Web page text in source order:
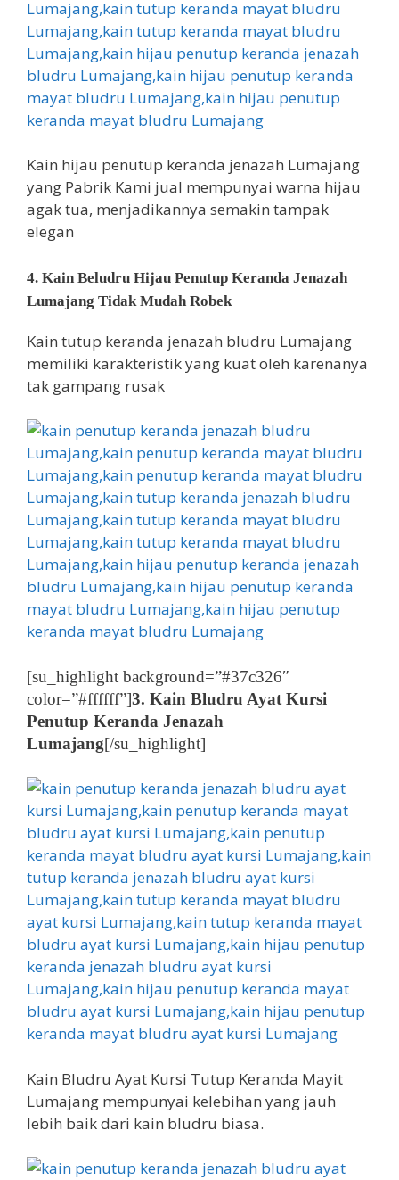
Kain hijau penutup keranda jenazah Lumajang
yang Pabrik Kami jual mempunyai warna hijau
agak tua, menjadikannya semakin tampak
elegan
4. Kain Beludru Hijau Penutup Keranda Jenazah
Lumajang Tidak Mudah Robek
Kain tutup keranda jenazah bludru Lumajang
memiliki karakteristik yang kuat oleh karenanya
tak gampang rusak
[su_highlight background=”#37c326″
color=”#ffffff”]3. Kain Bludru Ayat Kursi
Penutup Keranda Jenazah
Lumajang[/su_highlight]
Kain Bludru Ayat Kursi Tutup Keranda Mayit
Lumajang mempunyai kelebihan yang jauh
lebih baik dari kain bludru biasa.